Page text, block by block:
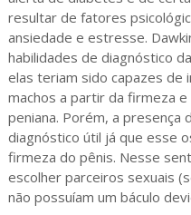
resultar de fatores
ansiedade e estresse.
habilidades de diagnóstico
elas teriam sido capazes de
machos a partir da firmeza
peniana. Porém, a presença
diagnóstico útil já que esse
firmeza do pênis. Nesse
escolher parceiros sexuais
não possuíam um báculo